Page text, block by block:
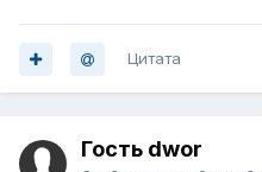
Цитата
Гость dwor